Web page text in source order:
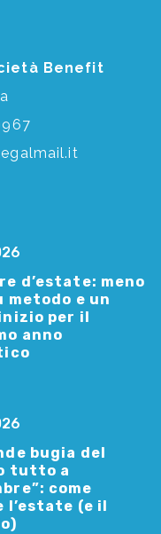
Benefit
d’estate: meno
metodo e un
per il
anno
bugia del
tutto a
come
l’estate (e il